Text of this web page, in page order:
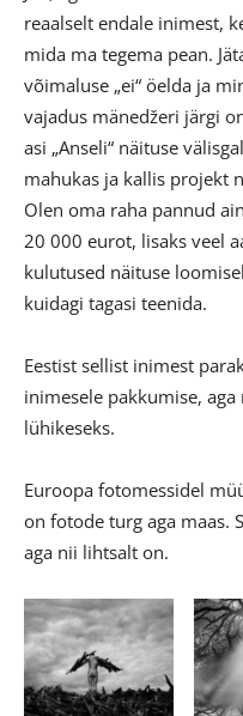
reaalselt endale inimest,
mida ma tegema pean.
võimaluse „ei“ öelda ja
vajadus mänedžeri järgi
asi „Anseli“ näituse
mahukas ja kallis projekt
Olen oma raha pannud
20 000 eurot, lisaks veel
kulutused näituse
kuidagi tagasi teenida.
Eestist sellist inimest
inimesele pakkumise,
lühikeseks.
Euroopa fotomessidel
on fotode turg aga maas.
aga nii lihtsalt on.